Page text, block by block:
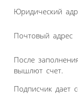
Юридический
Почтовый адрес
После
вышлют счет.
Подписчик дает